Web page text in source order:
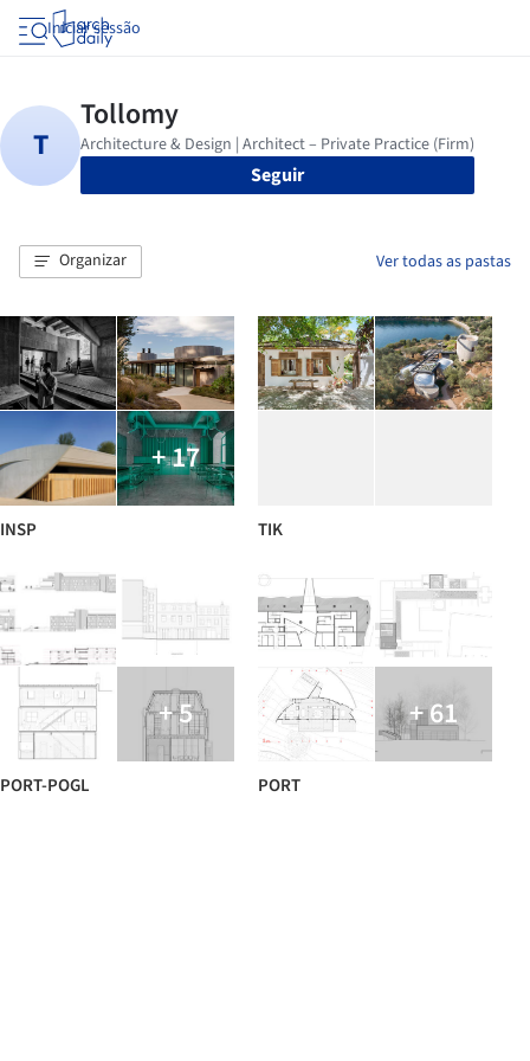
Iniciar sessão
Seguir
Organizar Ver todas as pastas
+ 17
INSP TIK
+ 5
PORT-POGL
+ 61
PORT